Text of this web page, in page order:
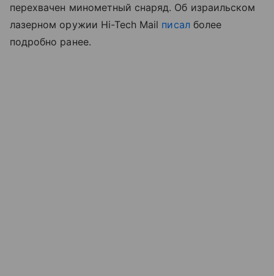
перехвачен минометный снаряд. Об израильском
лазерном оружии Hi-Tech Mail писалболее
подробно ранее.